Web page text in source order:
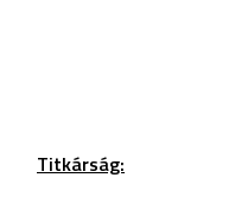
Titkárság: